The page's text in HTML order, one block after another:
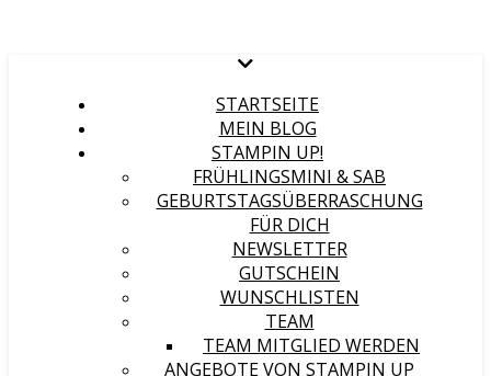
STARTSEITE
MEIN BLOG
STAMPIN UP!
FRÜHLINGSMINI & SAB
GEBURTSTAGSÜBERRASCHUNG
FÜR DICH
NEWSLETTER
GUTSCHEIN
WUNSCHLISTEN
TEAM
TEAM MITGLIED WERDEN
ANGEBOTE VON STAMPIN UP